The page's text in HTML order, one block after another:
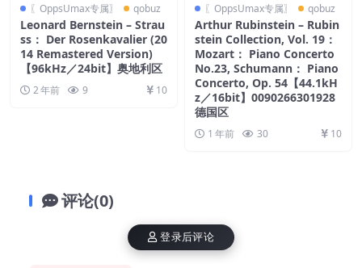
〖OppsUmax专属〗 qobuz
Leonard Bernstein – Strau
ss： Der Rosenkavalier (20
14 Remastered Version)
【96kHz／24bit】奥地利区
2 年前 9 10
〖OppsUmax专属〗 qobuz
Arthur Rubinstein – Rubin
stein Collection, Vol. 19：
Mozart： Piano Concerto
No.23, Schumann： Piano
Concerto, Op. 54【44.1kH
z／16bit】0090266301928
德国区
1 年前 30 10
评论(0)
登录后评论